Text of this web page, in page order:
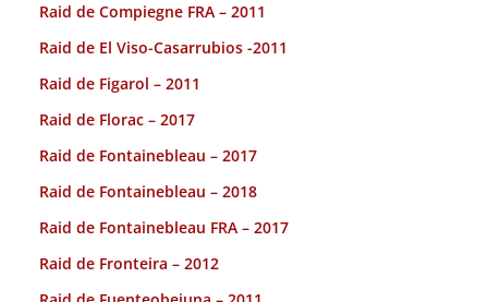
Raid de Compiegne FRA – 2011
Raid de El Viso-Casarrubios -2011
Raid de Figarol – 2011
Raid de Florac – 2017
Raid de Fontainebleau – 2017
Raid de Fontainebleau – 2018
Raid de Fontainebleau FRA – 2017
Raid de Fronteira – 2012